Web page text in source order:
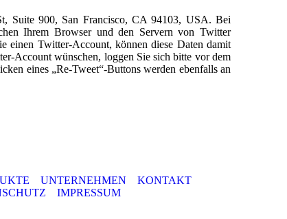
Suite 900, San Francisco, CA 94103, USA. Bei
Ihrem Browser und den Servern von Twitter
einen Twitter-Account, können diese Daten damit
Account wünschen, loggen Sie sich bitte vor dem
eines „Re-Tweet“-Buttons werden ebenfalls an
UNTERNEHMEN
KONTAKT
IMPRESSUM